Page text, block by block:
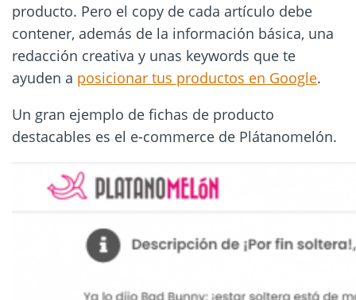
producto. Pero el copy de cada artículo debe
contener, además de la información básica, una
redacción creativa y unas keywords que te
ayuden a posicionar tus productos en Google.
Un gran ejemplo de fichas de producto
destacables es el e-commerce de Plátanomelón.